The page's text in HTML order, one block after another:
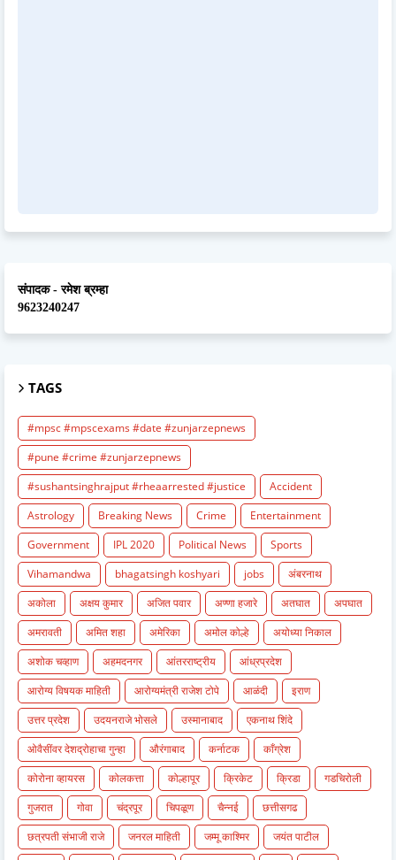
संपादक - रमेश ब्रम्हा
9623240247
TAGS
#mpsc #mpscexams #date #zunjarzepnews
#pune #crime #zunjarzepnews
#sushantsinghrajput #rheaarrested #justice
Accident
Astrology
Breaking News Crime
Entertainment
Government
IPL 2020 Political News
Sports
Vihamandwa
bhagatsingh koshyari jobs
अंबरनाथ
अकोला
अक्षय कुमार अजित पवार अण्णा हजारे अतघात
अपघात
अमरावती
अमित शहा अमेरिका अमोल कोल्हे
अयोध्या निकाल
अशोक चव्हाण
अहमदनगर आंतरराष्ट्रीय
आंध्रप्रदेश
आरोग्य विषयक माहिती
आरोग्यमंत्री राजेश टोपे आळंदी
इराण
उत्तर प्रदेश
उदयनराजे भोसले उस्मानाबाद
एकनाथ शिंदे
ओवैसींवर देशद्रोहाचा गुन्हा
औरंगाबाद कर्नाटक
काँग्रेश
कोरोना व्हायरस
कोलकत्ता कोल्हापूर क्रिकेट क्रिडा
गडचिरोली
गुजरात
गोवा चंद्रपूर चिपळूण चैन्नई
छत्तीसगढ
छत्रपती संभाजी राजे
जनरल माहिती जम्मू काश्मिर
जयंत पाटील